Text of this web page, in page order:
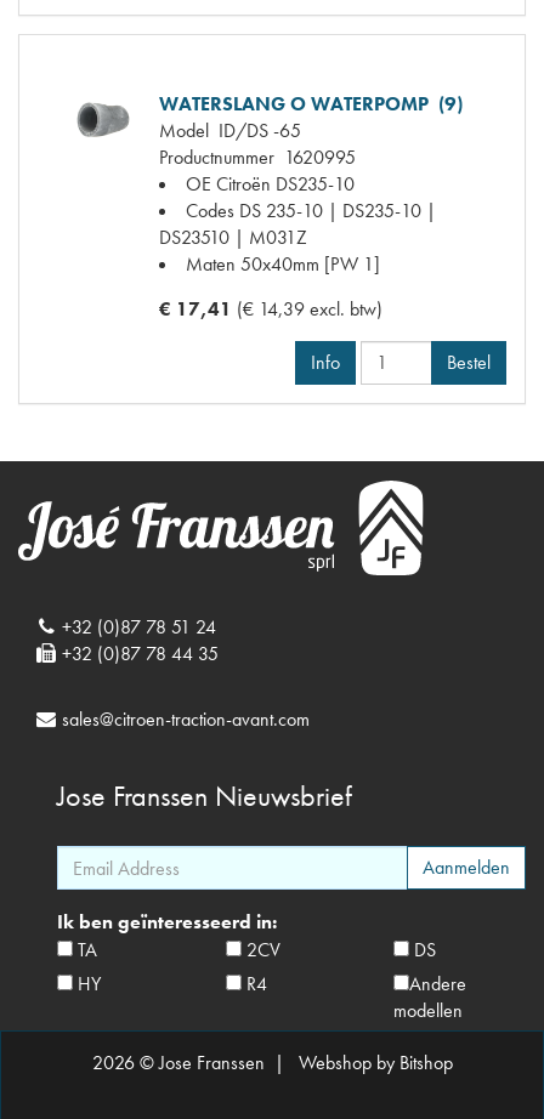
WATERSLANG O WATERPOMP (9)
Model ID/DS -65
Productnummer 1620995
OE Citroën DS235-10
Codes DS 235-10 | DS235-10 |
DS23510 | M031Z
Maten 50x40mm [PW 1]
€ 17,41 (€ 14,39 excl. btw)
Info Bestel
+32 (0)87 78 51 24
+32 (0)87 78 44 35
sales@citroen-traction-avant.com
Jose Franssen Nieuwsbrief
Ik ben geïnteresseerd in:
TA
2CV
DS
HY
R4
Andere
modellen
2026 © Jose Franssen | Webshop by Bitshop